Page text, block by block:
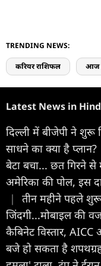
TRENDING NEWS:
करियर राशिफल आज
Latest News in
दिल्ली में बीजेपी ने शुरू
साधने का क्या है प्लान?
बेटा बचा... छत गिरने से
अमेरिका की पोल, इस
|
तीन महीने पहले
जिंदगी...मोबाइल की
कैबिनेट विस्तार,
बजे हो सकता है